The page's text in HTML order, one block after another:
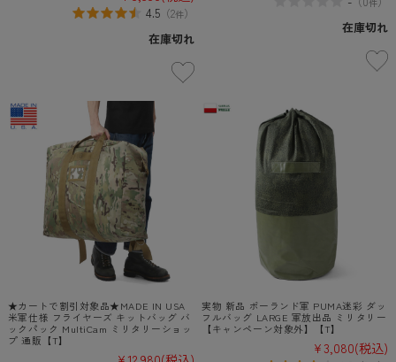
4.5（2件）
在庫切れ
在庫切れ
★カートで割引対象品★MADE IN USA
米軍仕様 フライヤーズ キットバッグ バ
ックパック MultiCam ミリタリーショッ
プ 通販【T】
実物 新品 ポーランド軍 PUMA迷彩 ダッ
フルバッグ LARGE 軍放出品 ミリタリー
【キャンペーン対象外】【T】
¥3,080(税込)